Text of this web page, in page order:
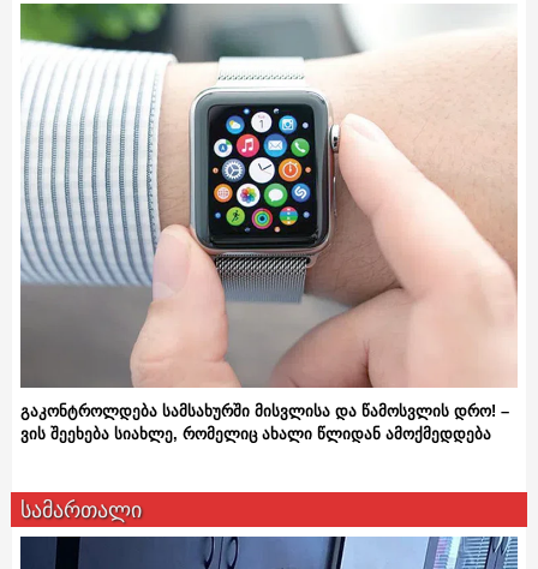
გაკონტროლდება სამსახურში მისვლისა და წამოსვლის დრო! –
ვის შეეხება სიახლე, რომელიც ახალი წლიდან ამოქმედდება
სამართალი